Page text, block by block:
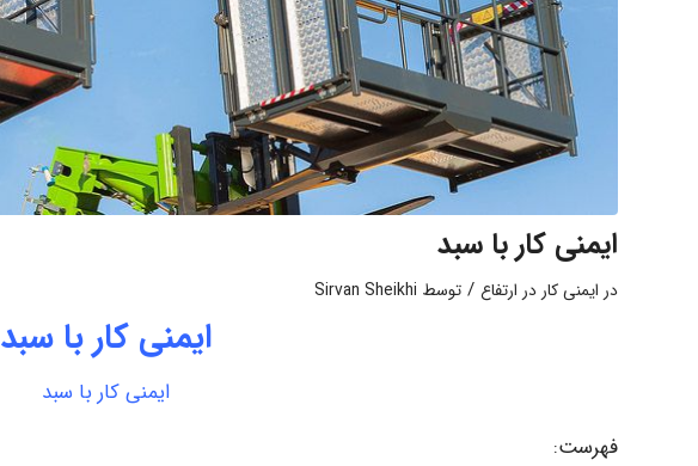
ایمنی کار با سبد
در ایمنی کار در ارتفاع / توسط Sirvan Sheikhi
ایمنی کار با سبد
ایمنی کار با سبد
فهرست: